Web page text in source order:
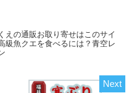
えの通販お取り寄せはこのサイ
級魚クエを食べるには？青空レ